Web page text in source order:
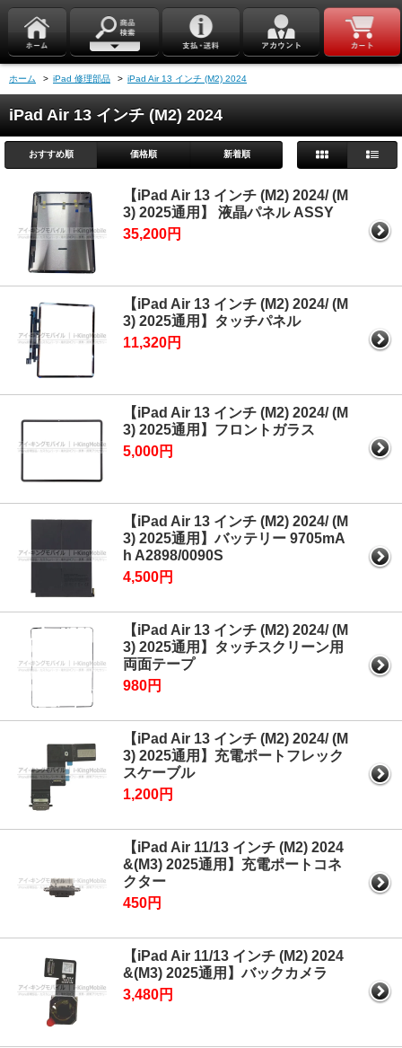
ホーム > iPad 修理部品 > iPad Air 13 インチ (M2) 2024
iPad Air 13 インチ (M2) 2024
おすすめ順 価格順 新着順
【iPad Air 13 インチ (M2) 2024/ (M
3) 2025通用】 液晶パネル ASSY
35,200円
【iPad Air 13 インチ (M2) 2024/ (M
3) 2025通用】タッチパネル
11,320円
【iPad Air 13 インチ (M2) 2024/ (M
3) 2025通用】フロントガラス
5,000円
【iPad Air 13 インチ (M2) 2024/ (M
3) 2025通用】バッテリー 9705mA
h A2898/0090S
4,500円
【iPad Air 13 インチ (M2) 2024/ (M
3) 2025通用】タッチスクリーン用
両面テープ
980円
【iPad Air 13 インチ (M2) 2024/ (M
3) 2025通用】充電ポートフレック
スケーブル
1,200円
【iPad Air 11/13 インチ (M2) 2024
&(M3) 2025通用】充電ポートコネ
クター
450円
【iPad Air 11/13 インチ (M2) 2024
&(M3) 2025通用】バックカメラ
3,480円